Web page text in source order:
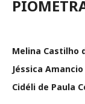
Melina Castilho
Jéssica
Cidéli de Paula